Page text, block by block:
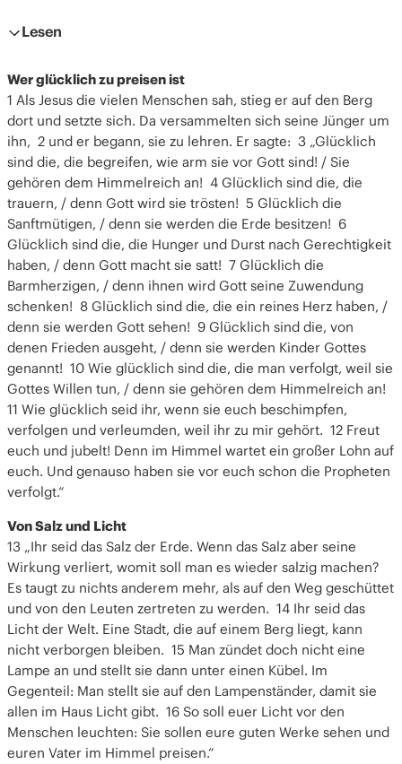
Lesen
Wer glücklich zu preisen ist
1 Als Jesus die vielen Menschen sah, stieg er auf den Berg
dort und setzte sich. Da versammelten sich seine Jünger um
ihn, 2 und er begann, sie zu lehren. Er sagte: 3 „Glücklich
sind die, die begreifen, wie arm sie vor Gott sind! / Sie
gehören dem Himmelreich an! 4 Glücklich sind die, die
trauern, / denn Gott wird sie trösten! 5 Glücklich die
Sanftmütigen, / denn sie werden die Erde besitzen! 6
Glücklich sind die, die Hunger und Durst nach Gerechtigkeit
haben, / denn Gott macht sie satt! 7 Glücklich die
Barmherzigen, / denn ihnen wird Gott seine Zuwendung
schenken! 8 Glücklich sind die, die ein reines Herz haben, /
denn sie werden Gott sehen! 9 Glücklich sind die, von
denen Frieden ausgeht, / denn sie werden Kinder Gottes
genannt! 10 Wie glücklich sind die, die man verfolgt, weil sie
Gottes Willen tun, / denn sie gehören dem Himmelreich an!
11 Wie glücklich seid ihr, wenn sie euch beschimpfen,
verfolgen und verleumden, weil ihr zu mir gehört. 12 Freut
euch und jubelt! Denn im Himmel wartet ein großer Lohn auf
euch. Und genauso haben sie vor euch schon die Propheten
verfolgt.“
Von Salz und Licht
13 „Ihr seid das Salz der Erde. Wenn das Salz aber seine
Wirkung verliert, womit soll man es wieder salzig machen?
Es taugt zu nichts anderem mehr, als auf den Weg geschüttet
und von den Leuten zertreten zu werden. 14 Ihr seid das
Licht der Welt. Eine Stadt, die auf einem Berg liegt, kann
nicht verborgen bleiben. 15 Man zündet doch nicht eine
Lampe an und stellt sie dann unter einen Kübel. Im
Gegenteil: Man stellt sie auf den Lampenständer, damit sie
allen im Haus Licht gibt. 16 So soll euer Licht vor den
Menschen leuchten: Sie sollen eure guten Werke sehen und
euren Vater im Himmel preisen.“